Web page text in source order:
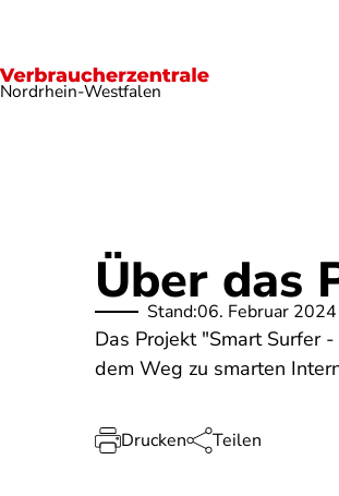
Nordrhein-Westfalen
Digitales Lebensmittel
Über das
Stand:06. Februar 2024
Das Projekt "Smart Surfer
dem Weg zu smarten
Drucken Teilen